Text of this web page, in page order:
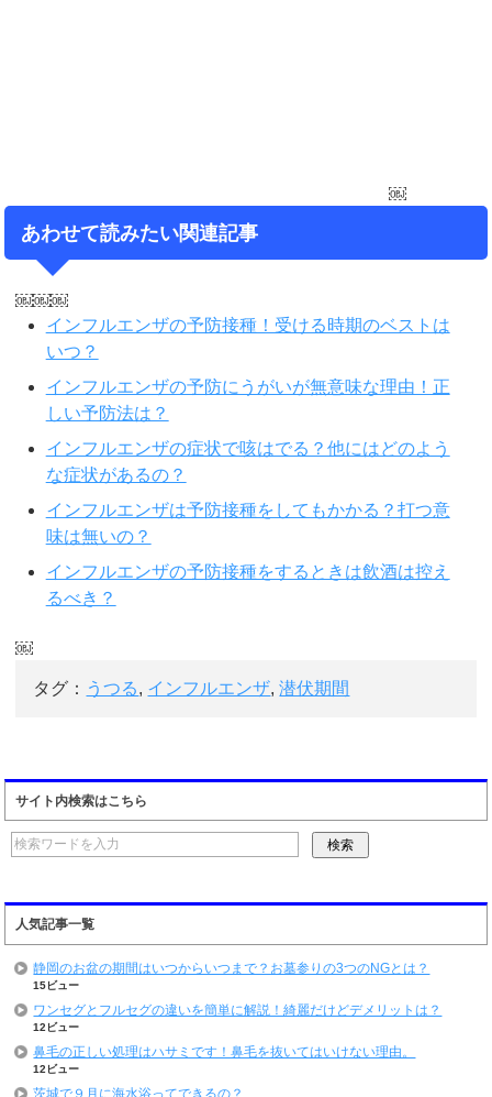
￼
あわせて読みたい関連記事
￼￼￼
インフルエンザの予防接種！受ける時期のベストは
いつ？
インフルエンザの予防にうがいが無意味な理由！正
しい予防法は？
インフルエンザの症状で咳はでる？他にはどのよう
な症状があるの？
インフルエンザは予防接種をしてもかかる？打つ意
味は無いの？
インフルエンザの予防接種をするときは飲酒は控え
るべき？
￼
タグ： うつる, インフルエンザ,潜伏期間
サイト内検索はこちら
人気記事一覧
静岡のお盆の期間はいつからいつまで？お墓参りの3つのNGとは？
15ビュー
ワンセグとフルセグの違いを簡単に解説！綺麗だけどデメリットは？
12ビュー
鼻毛の正しい処理はハサミです！鼻毛を抜いてはいけない理由。
12ビュー